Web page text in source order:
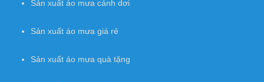
Sản xuất áo mưa cánh dơi
Sản xuất áo mưa giá rẻ
Sản xuất áo mưa quà tặng